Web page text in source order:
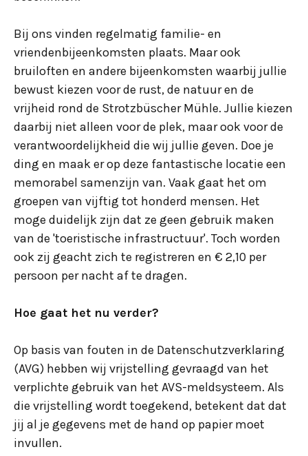
Bij ons vinden regelmatig familie- en
vriendenbijeenkomsten plaats. Maar ook
bruiloften en andere bijeenkomsten waarbij jullie
bewust kiezen voor de rust, de natuur en de
vrijheid rond de Strotzbüscher Mühle. Jullie kiezen
daarbij niet alleen voor de plek, maar ook voor de
verantwoordelijkheid die wij jullie geven. Doe je
ding en maak er op deze fantastische locatie een
memorabel samenzijn van. Vaak gaat het om
groepen van vijftig tot honderd mensen. Het
moge duidelijk zijn dat ze geen gebruik maken
van de 'toeristische infrastructuur'. Toch worden
ook zij geacht zich te registreren en € 2,10 per
persoon per nacht af te dragen.
Hoe gaat het nu verder?
Op basis van fouten in de Datenschutzverklaring
(AVG) hebben wij vrijstelling gevraagd van het
verplichte gebruik van het AVS-meldsysteem. Als
die vrijstelling wordt toegekend, betekent dat dat
jij al je gegevens met de hand op papier moet
invullen.